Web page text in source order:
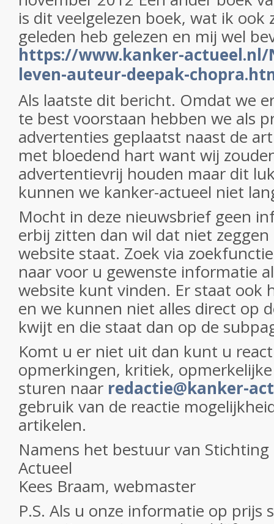
is dit veelgelezen boek, wat ik ook
geleden heb gelezen en mij wel
https://www.kanker-actueel.nl/
leven-auteur-deepak-
Als laatste dit bericht. Omdat we
te best voorstaan hebben we als
advertenties geplaatst naast de
met bloedend hart want wij
advertentievrij houden maar dit
kunnen we kanker-actueel niet
Mocht in deze nieuwsbrief geen
erbij zitten dan wil dat niet
website staat. Zoek via
naar voor u gewenste informatie
website kunt vinden. Er staat ook
en we kunnen niet alles direct op
kwijt en die staat dan op de
Komt u er niet uit dan kunt u
opmerkingen, kritiek,
sturen naar redactie@kanker-
gebruik van de reactie
artikelen.
Namens het bestuur van Stichting
Actueel
Kees Braam, webmaster
P.S. Als u onze informatie op prijs